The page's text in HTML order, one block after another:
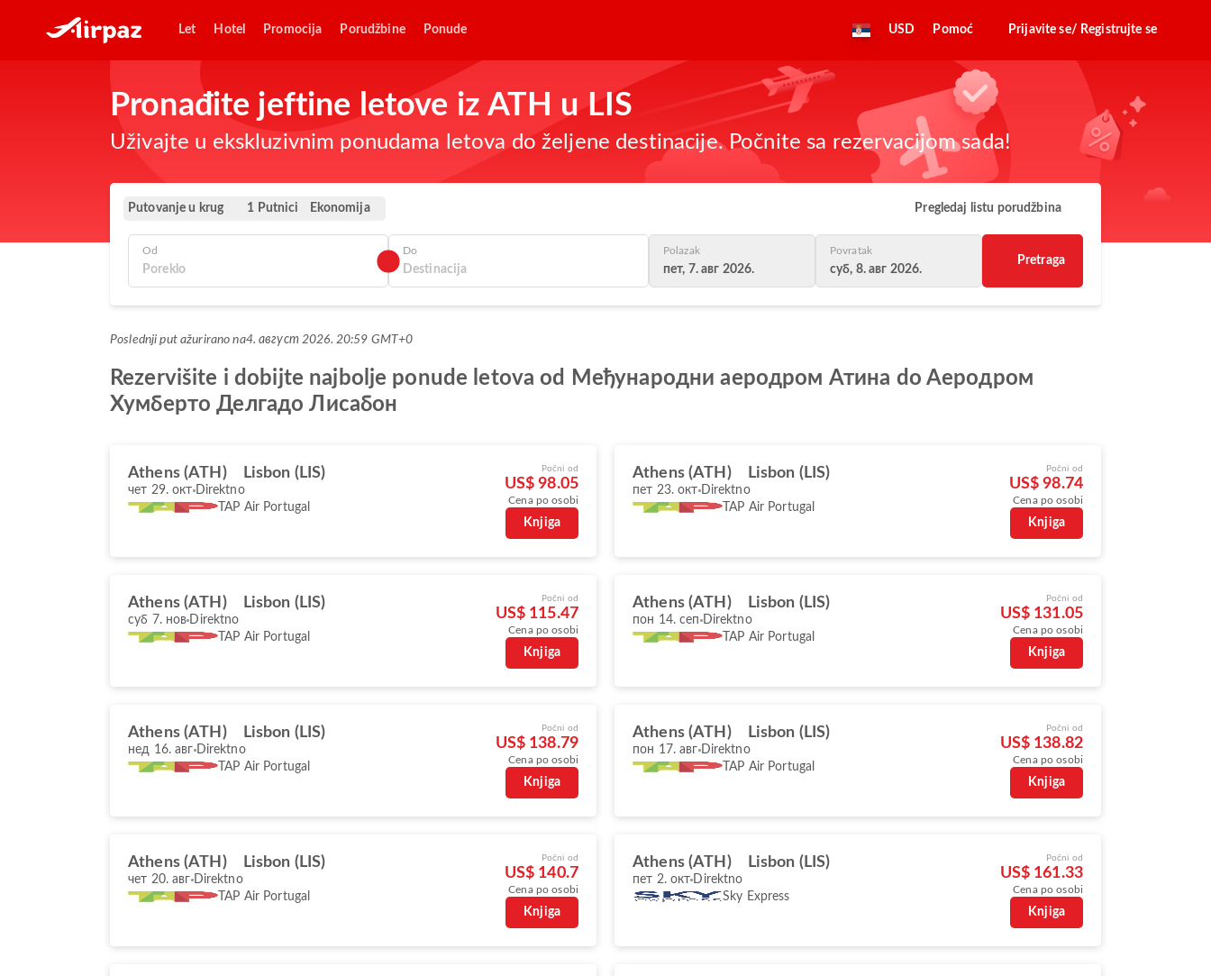
Let Hotel Promocija Porudžbine Ponude USD Pomoć Prijavite se/ Registrujte se
Pronađite jeftine letove iz ATH u LIS
Uživajte u ekskluzivnim ponudama letova do željene destinacije. Počnite sa rezervacijom sada!
Putovanje u krug 1 Putnici Ekonomija Pregledaj listu porudžbina
Od Do Polazak
пет, 7. авг 2026.
Povratak
суб, 8. авг 2026.
Pretraga
Poslednji put ažurirano na4. август 2026. 20:59 GMT+0
Rezervišite i dobijte najbolje ponude letova od Међународни аеродром Атина do Aеродром
Хумберто Делгадо Лисабон
Athens (ATH) Lisbon (LIS)
чет 29. окт Direktno
TAP Air Portugal
Počni od
US$ 98.05
Cena po osobi
Knjiga
Athens (ATH) Lisbon (LIS)
пет 23. окт Direktno
TAP Air Portugal
Počni od
US$ 98.74
Cena po osobi
Knjiga
Athens (ATH) Lisbon (LIS)
суб 7. нов Direktno
TAP Air Portugal
Počni od
US$ 115.47
Cena po osobi
Knjiga
Athens (ATH) Lisbon (LIS)
пон 14. сеп Direktno
TAP Air Portugal
Počni od
US$ 131.05
Cena po osobi
Knjiga
Athens (ATH) Lisbon (LIS)
нед 16. авг Direktno
TAP Air Portugal
Počni od
US$ 138.79
Cena po osobi
Knjiga
Athens (ATH) Lisbon (LIS)
пон 17. авг Direktno
TAP Air Portugal
Počni od
US$ 138.82
Cena po osobi
Knjiga
Athens (ATH) Lisbon (LIS)
чет 20. авг Direktno
TAP Air Portugal
Počni od
US$ 140.7
Cena po osobi
Knjiga
Athens (ATH) Lisbon (LIS)
пет 2. окт Direktno
Sky Express
Počni od
US$ 161.33
Cena po osobi
Knjiga